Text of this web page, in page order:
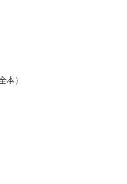
本）